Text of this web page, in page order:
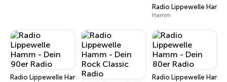
Radio Lippewelle
Hamm
Radio Lippewelle Hamm - Dein 90er Radio Radio Lippewelle